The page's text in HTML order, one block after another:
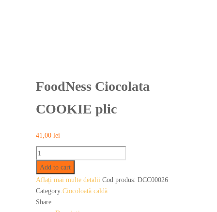
FoodNess Ciocolata
COOKIE plic
41,00 lei
FoodNess
Ciocolata
COOKIE
quantity
Add to cart
Aflați mai multe detalii Cod produs: DCC00026
Category:Ciocoloată caldă
Share